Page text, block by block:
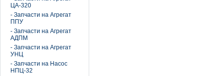
ЦА-320
- Запчасти на Агрегат
ППУ
- Запчасти на Агрегат
АДПМ
- Запчасти на Агрегат
УНЦ
- Запчасти на Насос
НПЦ-32